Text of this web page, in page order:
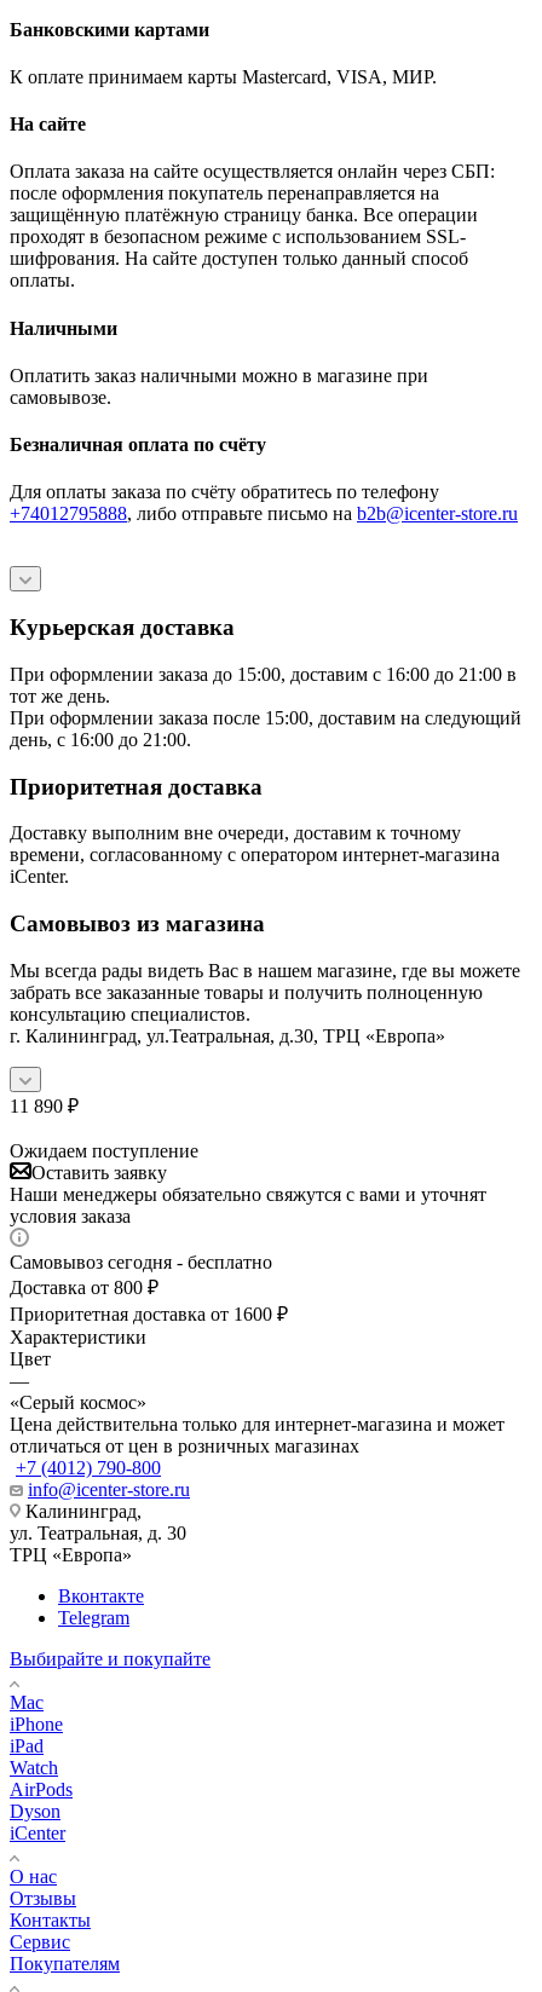
Банковскими картами
К оплате принимаем карты Mastercard, VISA, МИР.
На сайте
Оплата заказа на сайте осуществляется онлайн через СБП:
после оформления покупатель перенаправляется на
защищённую платёжную страницу банка. Все операции
проходят в безопасном режиме с использованием SSL-
шифрования. На сайте доступен только данный способ
оплаты.
Наличными
Оплатить заказ наличными можно в магазине при
самовывозе.
Безналичная оплата по счёту
Для оплаты заказа по счёту обратитесь по телефону
+74012795888, либо отправьте письмо на b2b@icenter-store.ru
Курьерская доставка
При оформлении заказа до 15:00, доставим с 16:00 до 21:00 в
тот же день.
При оформлении заказа после 15:00, доставим на следующий
день, с 16:00 до 21:00.
Приоритетная доставка
Доставку выполним вне очереди, доставим к точному
времени, согласованному с оператором интернет-магазина
iCenter.
Самовывоз из магазина
Мы всегда рады видеть Вас в нашем магазине, где вы можете
забрать все заказанные товары и получить полноценную
консультацию специалистов.
г. Калининград, ул.Театральная, д.30, ТРЦ «Европа»
11 890 ₽
Ожидаем поступление
Оставить заявку
Наши менеджеры обязательно свяжутся с вами и уточнят
условия заказа
Самовывоз сегодня - бесплатно
Доставка от 800 ₽
Приоритетная доставка от 1600 ₽
Характеристики
Цвет
—
«Серый космос»
Цена действительна только для интернет-магазина и может
отличаться от цен в розничных магазинах
+7 (4012) 790-800
info@icenter-store.ru
Калининград,
ул. Театральная, д. 30
ТРЦ «Европа»
Вконтакте
Telegram
Выбирайте и покупайте
Mac
iPhone
iPad
Watch
AirPods
Dyson
iCenter
О нас
Отзывы
Контакты
Сервис
Покупателям